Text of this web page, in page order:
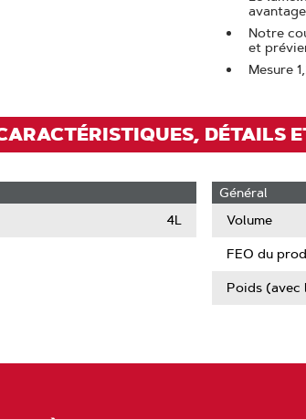
Notre
et
Mesure
DÉTAILS
4L
Général
Volume
FEO du
Poids (avec